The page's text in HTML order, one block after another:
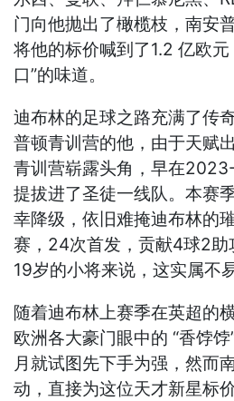
门向他抛出了橄榄枝，南安
将他的标价喊到了1.2 亿欧
口”的味道。
迪布林的足球之路充满了传
普顿青训营的他，由于天赋
青训营崭露头角，早在
提拔进了圣徒一线队。本赛
幸降级，依旧难掩迪布林的
赛，24次首发，贡献4球2助
19岁的小将来说，这实属不易
随着迪布林上赛季在英超的
欧洲各大豪门眼中的 “香饽
月就试图先下手为强，然而
动，直接为这位天才新星标